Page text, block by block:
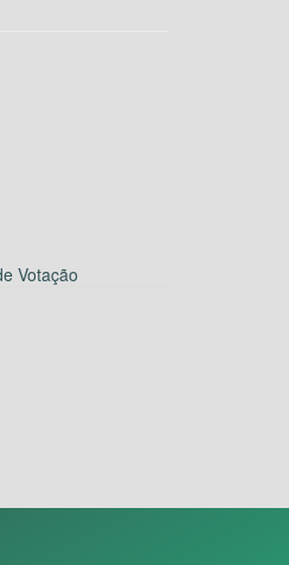
Votação